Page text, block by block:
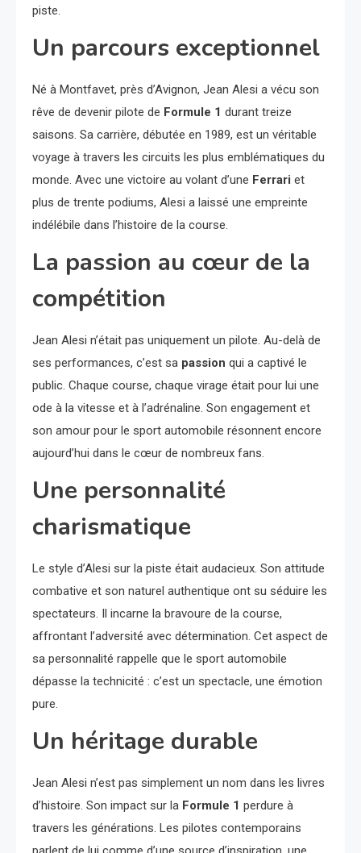
piste.
Un parcours exceptionnel
Né à Montfavet, près d’Avignon, Jean Alesi a vécu son
rêve de devenir pilote de Formule 1 durant treize
saisons. Sa carrière, débutée en 1989, est un véritable
voyage à travers les circuits les plus emblématiques du
monde. Avec une victoire au volant d’une Ferrari et
plus de trente podiums, Alesi a laissé une empreinte
indélébile dans l’histoire de la course.
La passion au cœur de la
compétition
Jean Alesi n’était pas uniquement un pilote. Au-delà de
ses performances, c’est sa passion qui a captivé le
public. Chaque course, chaque virage était pour lui une
ode à la vitesse et à l’adrénaline. Son engagement et
son amour pour le sport automobile résonnent encore
aujourd’hui dans le cœur de nombreux fans.
Une personnalité
charismatique
Le style d’Alesi sur la piste était audacieux. Son attitude
combative et son naturel authentique ont su séduire les
spectateurs. Il incarne la bravoure de la course,
affrontant l’adversité avec détermination. Cet aspect de
sa personnalité rappelle que le sport automobile
dépasse la technicité : c’est un spectacle, une émotion
pure.
Un héritage durable
Jean Alesi n’est pas simplement un nom dans les livres
d’histoire. Son impact sur la Formule 1 perdure à
travers les générations. Les pilotes contemporains